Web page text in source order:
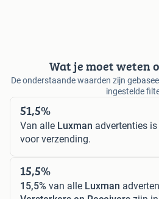
Wat je moet weten
De onderstaande waarden zijn
ingestelde
51,5%
Van alle Luxman advertenties is
voor verzending.
15,5%
15,5% van alle Luxman